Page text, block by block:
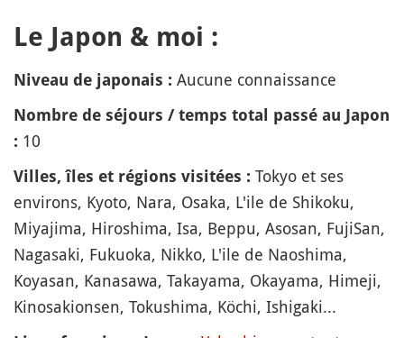
Le Japon & moi :
Niveau de japonais : Aucune connaissance
Nombre de séjours / temps total passé au Japon
: 10
Villes, îles et régions visitées : Tokyo et ses
environs, Kyoto, Nara, Osaka, L'ile de Shikoku,
Miyajima, Hiroshima, Isa, Beppu, Asosan, FujiSan,
Nagasaki, Fukuoka, Nikko, L'ile de Naoshima,
Koyasan, Kanasawa, Takayama, Okayama, Himeji,
Kinosakionsen, Tokushima, Köchi, Ishigaki...